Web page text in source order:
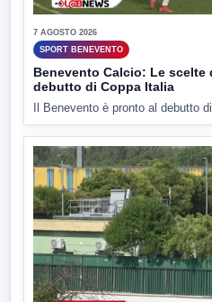
7 AGOSTO 2026
SPORT BENEVENTO
Benevento Calcio: Le scelte
debutto di Coppa Italia
Il Benevento è pronto al debutto